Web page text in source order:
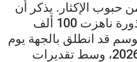
حبوب الإكثار. يذكر أن
المساحات المبذورة ناهزت 100 ألف
قد انطلق بالجهة يوم
الثلاثاء 9 جوان 2026، وسط تقديرات